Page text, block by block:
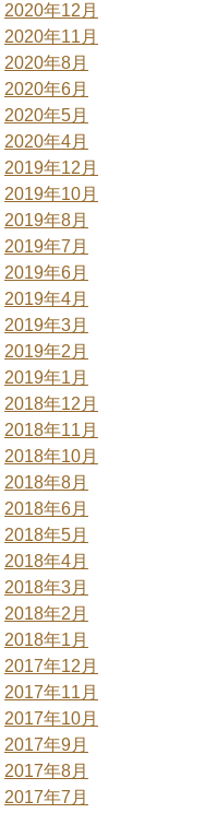
2020年12月
2020年11月
2020年8月
2020年6月
2020年5月
2020年4月
2019年12月
2019年10月
2019年8月
2019年7月
2019年6月
2019年4月
2019年3月
2019年2月
2019年1月
2018年12月
2018年11月
2018年10月
2018年8月
2018年6月
2018年5月
2018年4月
2018年3月
2018年2月
2018年1月
2017年12月
2017年11月
2017年10月
2017年9月
2017年8月
2017年7月